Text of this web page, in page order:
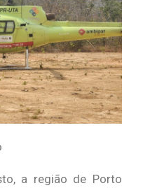
a região de Porto